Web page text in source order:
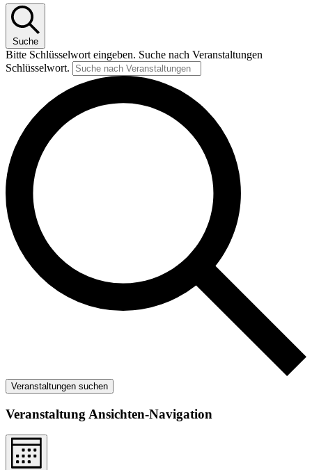
Suche
Bitte Schlüsselwort eingeben. Suche nach Veranstaltungen
Schlüsselwort.
Veranstaltungen suchen
Veranstaltung Ansichten-Navigation